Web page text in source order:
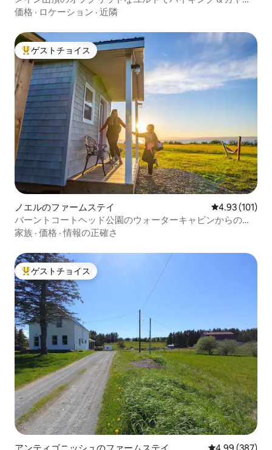
ク体験
価格 · ロケーション · 近隣
大好評のゲストチョイスです。
ゲストチョイス
ノエルのファームステイ レビュー101
4.93 (101)
バーントコートヘッド公園のウォーターキャビンからの眺
め
家族 · 価格 ·情報の正確さ
大好評のゲストチョイスです。
ゲストチョイス
アンティゴニッシュのファームステイ レビュー387
4.99 (387)